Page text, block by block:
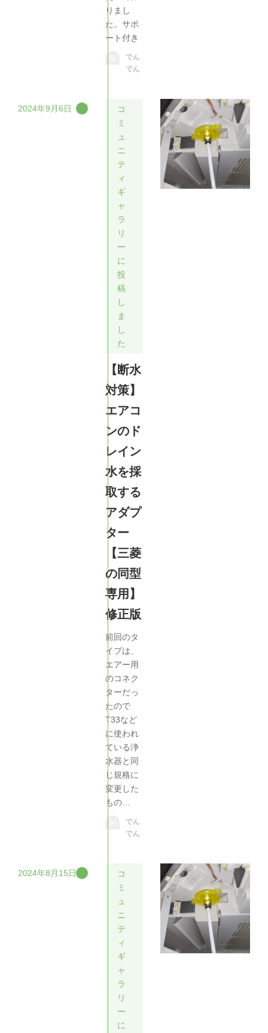
りまし
た。サポ
ート付き
でん
でん
2024年9月6日
コ
ミ
ュ
ニ
テ
ィ
ギ
ャ
ラ
リ
ー
に
投
稿
し
ま
し
た
【断水
対策】
エアコ
ンのド
レイン
水を採
取する
アダプ
ター
【三菱
の同型
専用】
修正版
前回のタ
イプは、
エアー用
のコネク
ターだっ
たので
T33など
に使われ
ている浄
水器と同
じ規格に
変更した
もの…
でん
でん
2024年8月15日
コ
ミ
ュ
ニ
テ
ィ
ギ
ャ
ラ
リ
ー
に